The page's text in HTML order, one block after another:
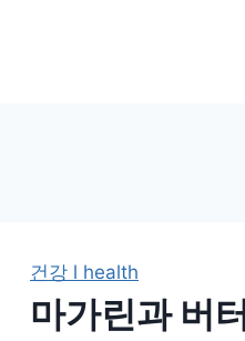
건강 l health
마가린과 버